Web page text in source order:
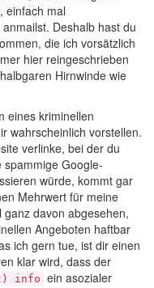
einfach mal
Deshalb hast du
die ich vorsätzlich
hier reingeschrieben
Hirnwinde wie
eines kriminellen
wahrscheinlich vorstellen.
verlinke, bei der du
Google-
würde, kommt gar
Mehrwert für meine
davon abgesehen,
Angeboten haftbar
ich gern tue, ist dir einen
klar wird, dass der
info
ein asozialer